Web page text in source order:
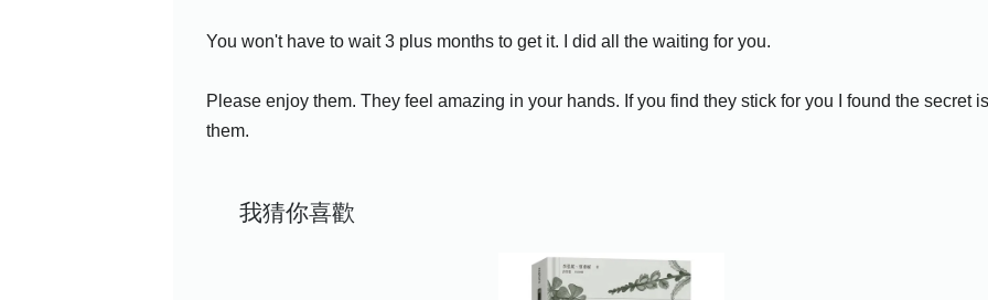
You won't have to wait 3 plus months to get it. I did all the waiting for you.
Please enjoy them. They feel amazing in your hands. If you find they stick for you I found the secret
them.
我猜你喜歡